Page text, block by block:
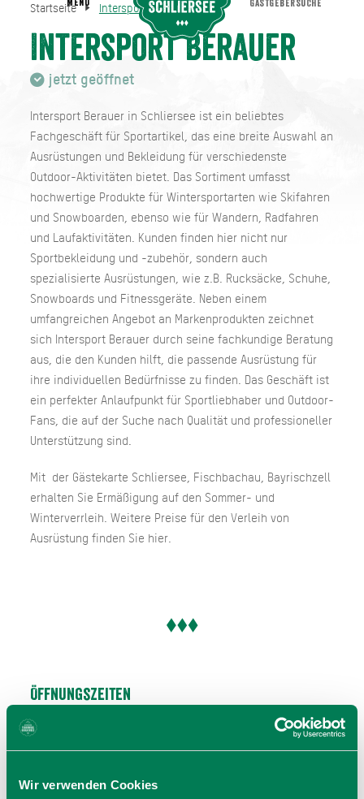
Wir verwenden Cookies
Startseite Intersport Berauer
Intersport Berauer
jetzt geöffnet
Intersport Berauer in Schliersee ist ein beliebtes
Fachgeschäft für Sportartikel, das eine breite Auswahl an
Ausrüstungen und Bekleidung für verschiedenste
Outdoor-Aktivitäten bietet. Das Sortiment umfasst
hochwertige Produkte für Wintersportarten wie Skifahren
und Snowboarden, ebenso wie für Wandern, Radfahren
und Laufaktivitäten. Kunden finden hier nicht nur
Sportbekleidung und -zubehör, sondern auch
spezialisierte Ausrüstungen, wie z.B. Rucksäcke, Schuhe,
Snowboards und Fitnessgeräte. Neben einem
umfangreichen Angebot an Markenprodukten zeichnet
sich Intersport Berauer durch seine fachkundige Beratung
aus, die den Kunden hilft, die passende Ausrüstung für
ihre individuellen Bedürfnisse zu finden. Das Geschäft ist
ein perfekter Anlaufpunkt für Sportliebhaber und Outdoor-
Fans, die auf der Suche nach Qualität und professioneller
Unterstützung sind.
Mit der Gästekarte Schliersee, Fischbachau, Bayrischzell
erhalten Sie Ermäßigung auf den Sommer- und
Winterverrleih. Weitere Preise für den Verleih von
Ausrüstung finden Sie hier.
Öffnungszeiten
Gültig von 01.01. bis 31.12.
Mo
09:00 - 12:30 Uhr
14:00 - 18:30 Uhr
Startseite Intersport Berauer
MENU GASTGEBERSUCHE